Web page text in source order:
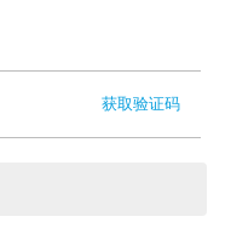
获取验证码